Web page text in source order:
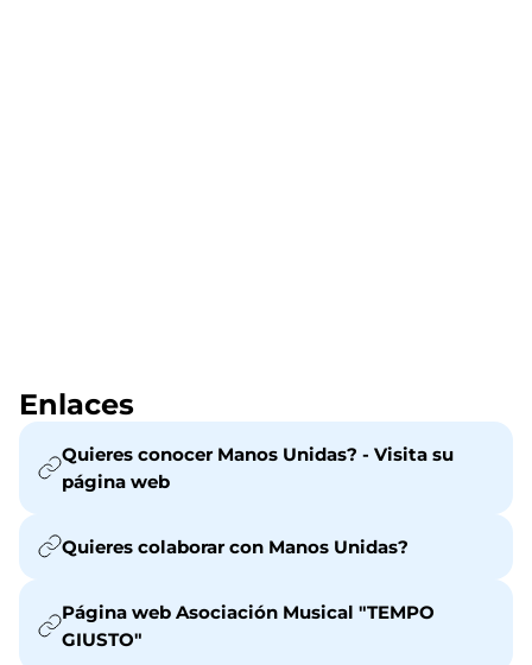
Enlaces
Quieres conocer Manos Unidas? - Visita su
página web
Quieres colaborar con Manos Unidas?
Página web Asociación Musical "TEMPO
GIUSTO"